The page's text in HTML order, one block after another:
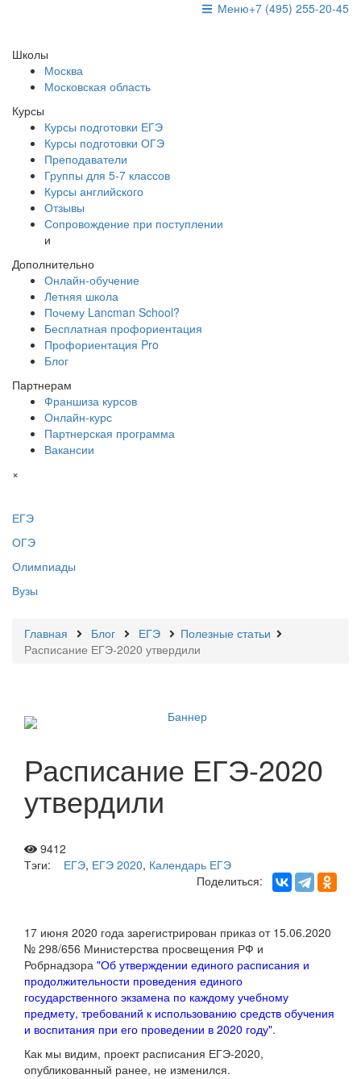
+7 (495) 255-20-45
Меню
Школы
Москва
Московская область
Курсы
Курсы подготовки ЕГЭ
Курсы подготовки ОГЭ
Преподаватели
Группы для 5-7 классов
Курсы английского
Отзывы
Сопровождение при поступлении
и
Дополнительно
Онлайн-обучение
Летняя школа
Почему Lancman School?
Бесплатная профориентация
Профориентация Pro
Блог
Партнерам
Франшиза курсов
Онлайн-курс
Партнерская программа
Вакансии
×
ЕГЭ
ОГЭ
Олимпиады
Вузы
Главная Блог ЕГЭ
Полезные статьи
Расписание ЕГЭ-2020 утвердили
Расписание ЕГЭ-2020
утвердили
9412
Тэги:
ЕГЭ, ЕГЭ 2020, Календарь ЕГЭ
Поделиться:
17 июня 2020 года зарегистрирован приказ от 15.06.2020
№ 298/656 Министерства просвещения РФ и
Робрнадзора "Об утверждении единого расписания и
продолжительности проведения единого
государственного экзамена по каждому учебному
предмету, требований к использованию средств обучения
и воспитания при его проведении в 2020 году".
Как мы видим, проект расписания ЕГЭ-2020,
опубликованный ранее, не изменился.